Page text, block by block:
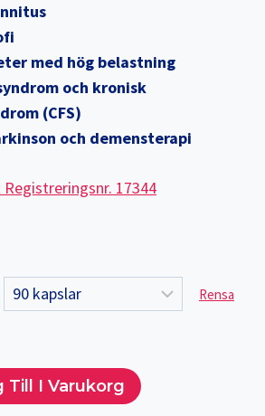
med hög belastning
och kronisk
(CFS)
och demensterapi
17344
Rensa
Till I Varukorg